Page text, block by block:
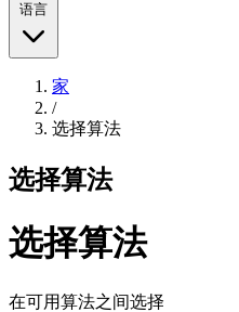
语言
家
/
选择算法
选择算法
选择算法
在可用算法之间选择